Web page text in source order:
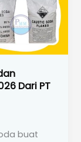
Dari PT
buat